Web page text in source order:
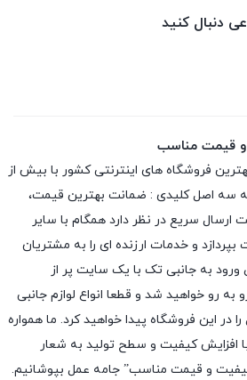
دنبال کنید
و قیمت مناسب
فروشگاه های اینترنتی کشور با بیش از
سه اصل کلیدی : ضمانت بهترین قیمت،
سریع در نظر دارد همگام با سایر
بپردازد و خدمات ارزنده ای را به مشتریان
به جانبی تک با یک سایت پر از
رو خواهید شد و قطعا انواع لوازم جانبی
در این فروشگاه پیدا خواهید کرد. ما همواره
افزایش کیفیت و سطح تولید به شعار
و قیمت مناسب” جامه عمل بپوشانیم.